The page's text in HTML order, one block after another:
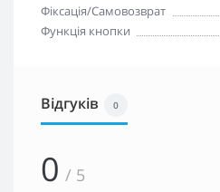
Фіксація/Самовозврат
Функція кнопки
Відгуків 0
0 / 5